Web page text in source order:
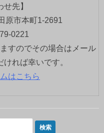
せ先】
原市本町1-2691
0221
すのでその場合はメール
れば幸いです。
はこちら